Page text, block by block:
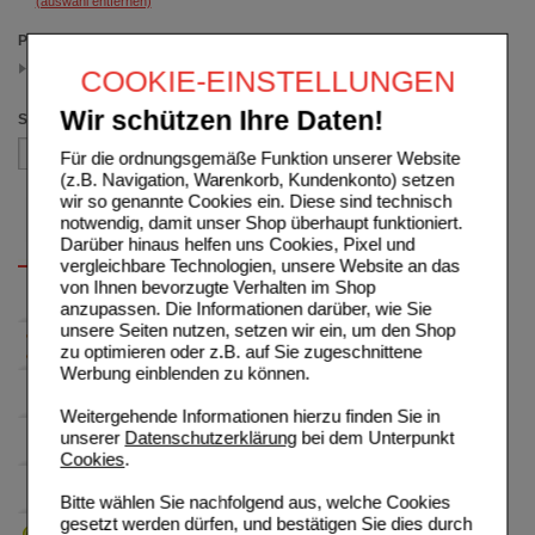
COOKIE-EINSTELLUNGEN
Wir schützen Ihre Daten!
Für die ordnungsgemäße Funktion unserer Website
(z.B. Navigation, Warenkorb, Kundenkonto) setzen
wir so genannte Cookies ein. Diese sind technisch
notwendig, damit unser Shop überhaupt funktioniert.
Darüber hinaus helfen uns Cookies, Pixel und
vergleichbare Technologien, unsere Website an das
von Ihnen bevorzugte Verhalten im Shop
anzupassen. Die Informationen darüber, wie Sie
unsere Seiten nutzen, setzen wir ein, um den Shop
zu optimieren oder z.B. auf Sie zugeschnittene
Werbung einblenden zu können.
Weitergehende Informationen hierzu finden Sie in
unserer Datenschutzerklärungbei dem Unterpunkt
Cookies.
Bitte wählen Sie nachfolgend aus, welche Cookies
gesetzt werden dürfen, und bestätigen Sie dies durch
Packungsgröße
(auswahl entfernen)
Sortieren nach